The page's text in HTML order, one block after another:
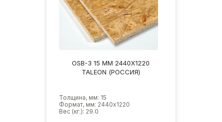
OSB-3 15 ММ 2440Х1220
TALEON (РОССИЯ)
Толщина, мм: 15
Формат, мм: 2440х1220
Вес (кг.): 29.0